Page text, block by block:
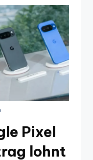
Pixel
lohnt